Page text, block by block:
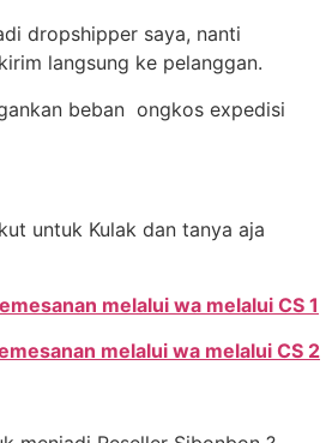
dropshipper saya, nanti
langsung ke pelanggan.
beban ongkos expedisi
untuk Kulak dan tanya aja
melalui wa melalui CS 1
melalui wa melalui CS 2